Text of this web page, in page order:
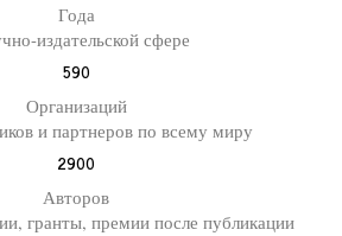
Года
издательской сфере
590
Организаций
и партнеров по всему миру
2900
Авторов
гранты, премии после публикации